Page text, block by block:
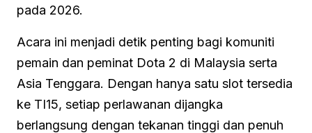
pada 2026.
Acara ini menjadi detik penting bagi komuniti
pemain dan peminat Dota 2 di Malaysia serta
Asia Tenggara. Dengan hanya satu slot tersedia
ke TI15, setiap perlawanan dijangka
berlangsung dengan tekanan tinggi dan penuh